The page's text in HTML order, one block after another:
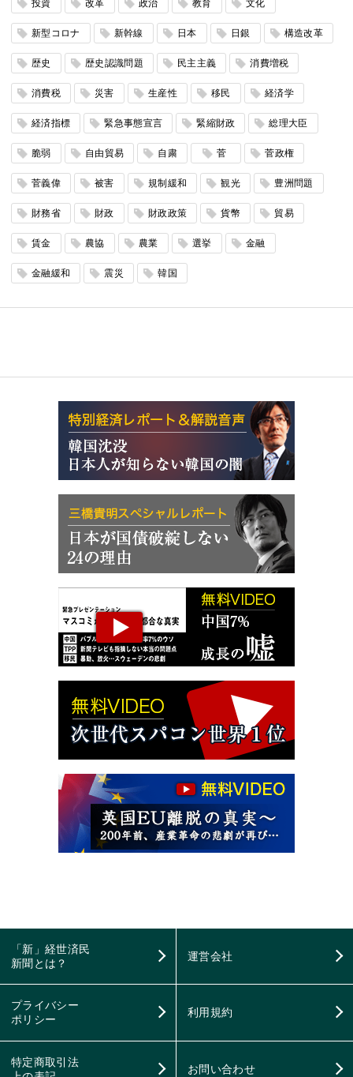
投資 改革 政治 教育 文化
新型コロナ 新幹線 日本 日銀 構造改革
歴史 歴史認識問題 民主主義 消費増税
消費税 災害 生産性 移民 経済学
経済指標 緊急事態宣言 緊縮財政 総理大臣
脆弱 自由貿易 自粛 菅 菅政権
菅義偉 被害 規制緩和 観光 豊洲問題
財務省 財政 財政政策 貨幣 貿易
賃金 農協 農業 選挙 金融
金融緩和 震災 韓国
「新」経世済民
新聞とは？
運営会社
プライバシー
ポリシー
利用規約
特定商取引法
お問い合わせ